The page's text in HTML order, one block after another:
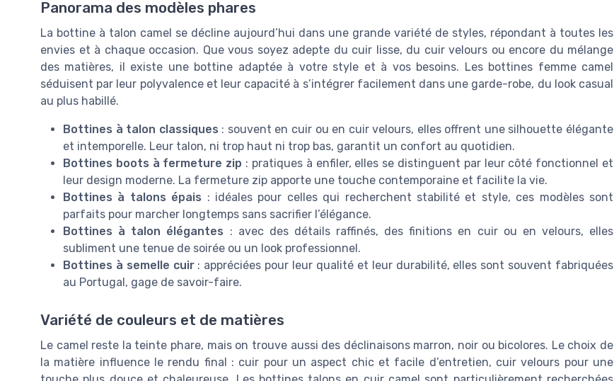
Panorama des modèles phares
La bottine à talon camel se décline aujourd’hui dans une grande variété de styles, répondant à toutes les
envies et à chaque occasion. Que vous soyez adepte du cuir lisse, du cuir velours ou encore du mélange
des matières, il existe une bottine adaptée à votre style et à vos besoins. Les bottines femme camel
séduisent par leur polyvalence et leur capacité à s’intégrer facilement dans une garde-robe, du look casual
au plus habillé.
Bottines à talon classiques : souvent en cuir ou en cuir velours, elles offrent une silhouette élégante
et intemporelle. Leur talon, ni trop haut ni trop bas, garantit un confort au quotidien.
Bottines boots à fermeture zip : pratiques à enfiler, elles se distinguent par leur côté fonctionnel et
leur design moderne. La fermeture zip apporte une touche contemporaine et facilite la vie.
Bottines à talons épais : idéales pour celles qui recherchent stabilité et style, ces modèles sont
parfaits pour marcher longtemps sans sacrifier l’élégance.
Bottines à talon élégantes : avec des détails raffinés, des finitions en cuir ou en velours, elles
subliment une tenue de soirée ou un look professionnel.
Bottines à semelle cuir: appréciées pour leur qualité et leur durabilité, elles sont souvent fabriquées
au Portugal, gage de savoir-faire.
Variété de couleurs et de matières
Le camel reste la teinte phare, mais on trouve aussi des déclinaisons marron, noir ou bicolores. Le choix de
la matière influence le rendu final : cuir pour un aspect chic et facile d’entretien, cuir velours pour une